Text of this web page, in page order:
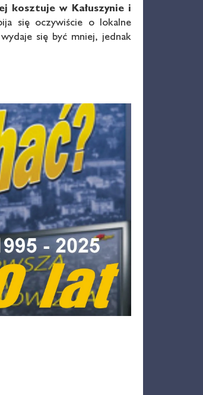
kosztuje w Kałuszynie i
się oczywiście o lokalne
się być mniej, jednak